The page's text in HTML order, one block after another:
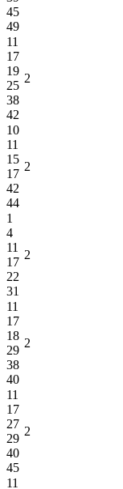
45
49
11
17
19
25
38
42
2
10
11
15
17
42
44
2
1
4
11
17
22
31
2
11
17
18
29
38
40
2
11
17
27
29
40
45
2
11